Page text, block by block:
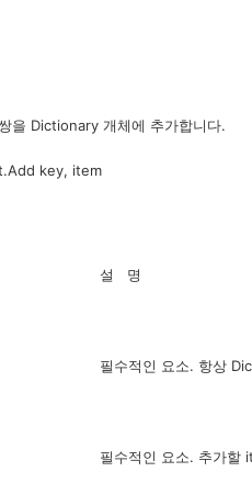
을 Dictionary 개체에 추가합니다.
key, item
설 명
필수적인 요소. 항상
필수적인 요소. 추가할